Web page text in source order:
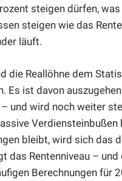
steigen dürfen,
steigen wie das
läuft.
die Reallöhne dem
Es ist davon
und wird noch weiter
bleibt, wird sich das
das Rentenniveau –
Berechnungen für